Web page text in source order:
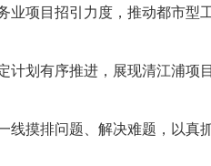
业项目招引力度，推动都市型
计划有序推进，展现清江浦项
线摸排问题、解决难题，以真